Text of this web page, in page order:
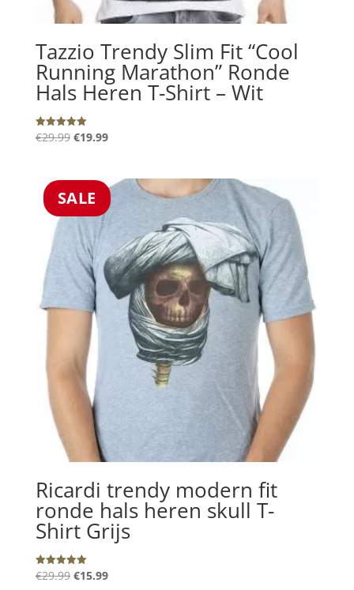
Tazzio Trendy Slim Fit “Cool
Running Marathon” Ronde
Hals Heren T-Shirt – Wit
Gewaardeerd
5.00
€29.99 Oorspronkelijke
€29.99.
€19.99Huidige
€19.99.
SALE
Ricardi trendy modern fit
ronde hals heren skull T-
Shirt Grijs
Gewaardeerd
5.00
€29.99 Oorspronkelijke
€15.99Huidige